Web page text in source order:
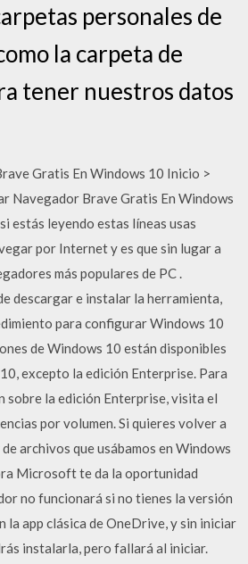
personales de
la carpeta de
tener nuestros datos
Gratis En Windows 10 Inicio >
Navegador Brave Gratis En Windows
estás leyendo estas líneas usas
por Internet y es que sin lugar a
más populares de PC .
descargar e instalar la herramienta,
para configurar Windows 10
de Windows 10 están disponibles
excepto la edición Enterprise. Para
sobre la edición Enterprise, visita el
por volumen. Si quieres volver a
archivos que usábamos en Windows
Microsoft te da la oportunidad
no funcionará si no tienes la versión
la app clásica de OneDrive, y sin iniciar
instalarla, pero fallará al iniciar.